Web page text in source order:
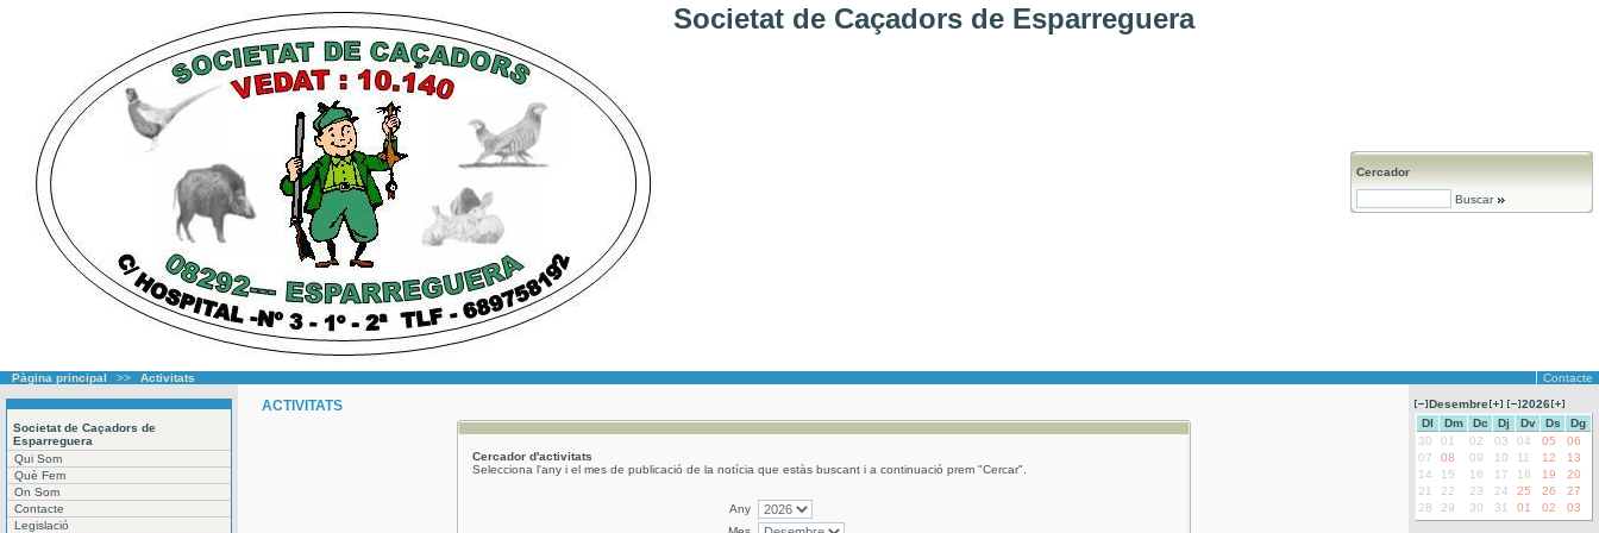
Societat de Caçadors de Esparreguera
Cercador
Buscar
Pàgina principal >> Activitats Contacte
Societat de Caçadors de
Esparreguera
Qui Som
Què Fem
On Som
Contacte
Legislació
ACTIVITATS
Cercador d'activitats
Selecciona l'any i el mes de publicació de la notícia que estàs buscant i a continuació prem "Cercar".
Any
Desembre
2026
Dl
Dm Dc Dj Dv Ds
Dg
30
01 02 03 04 05
06
07
08 09 10 11 12
13
14
15 16 17 18 19
20
21
22 23 24 25 26
27
28
29 30 31 01 02 03